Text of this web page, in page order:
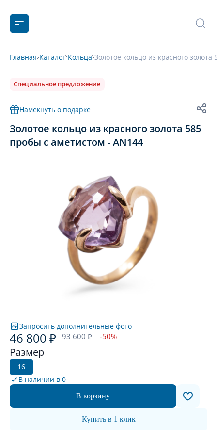
Главная Каталог Кольца Золотое кольцо из красного
Специальное предложение
Намекнуть о подарке
Золотое кольцо из красного золота 585
пробы с аметистом - AN144
Запросить дополнительные фото
46 800 ₽ 93 600 ₽ -50%
Размер
16
В наличии в 0
В корзину
Купить в 1 клик